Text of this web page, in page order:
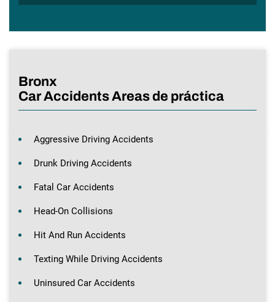
Bronx
Car Accidents Areas de práctica
Aggressive Driving Accidents
Drunk Driving Accidents
Fatal Car Accidents
Head-On Collisions
Hit And Run Accidents
Texting While Driving Accidents
Uninsured Car Accidents